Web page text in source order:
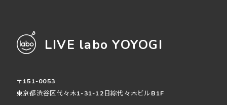
LIVE labo YOYOGI
〒151-0053
東京都渋谷区代々木1-31-12日綜代々木ビルB1F